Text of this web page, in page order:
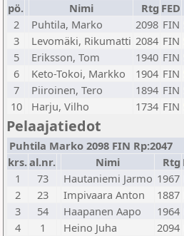
pö.
Nimi Rtg FED
2
Puhtila, Marko 2098 FIN
3
Levomäki, Rikumatti 2084 FIN
5
Eriksson, Tom 1940 FIN
6
Keto-Tokoi, Markko 1904 FIN
7
Piiroinen, Tero 1894 FIN
10
Harju, Vilho 1734 FIN
Pelaajatiedot
Puhtila Marko 2098 FIN Rp:2047
krs.al.nr. Nimi Rtg
1
73 Hautaniemi Jarmo 1967
2
23 Impivaara Anton 1887
3
54 Haapanen Aapo 1964
4
1 Heino Juha 2094